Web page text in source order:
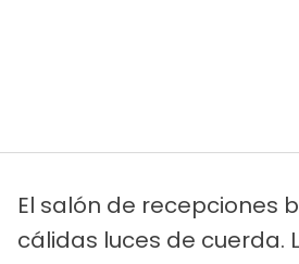
El salón de recepciones
cálidas luces de cuerda.